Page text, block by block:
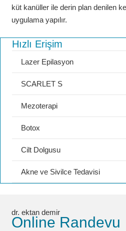
küt kanüller ile derin plan denilen
uygulama yapılır.
Hızlı Erişim
Lazer Epilasyon
SCARLET S
Mezoterapi
Botox
Cilt Dolgusu
Akne ve Sivilce Tedavisi
dr. ektan demir
Online Randevu